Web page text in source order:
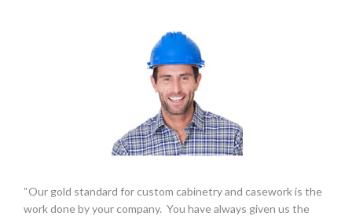
“Our gold standard for custom cabinetry and casework is the
work done by your company. You have always given us the